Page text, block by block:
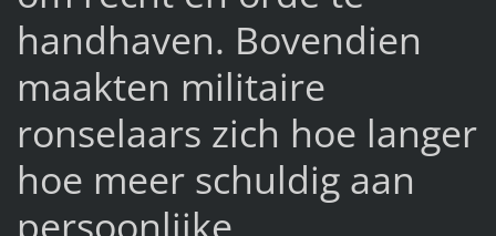
handhaven. Bovendien
maakten militaire
ronselaars zich hoe langer
hoe meer schuldig aan